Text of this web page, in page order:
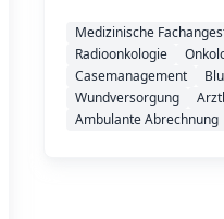
Medizinische
Radioonkologie
Casemanagement
Wundversorgung
Ambulante Abrechnung